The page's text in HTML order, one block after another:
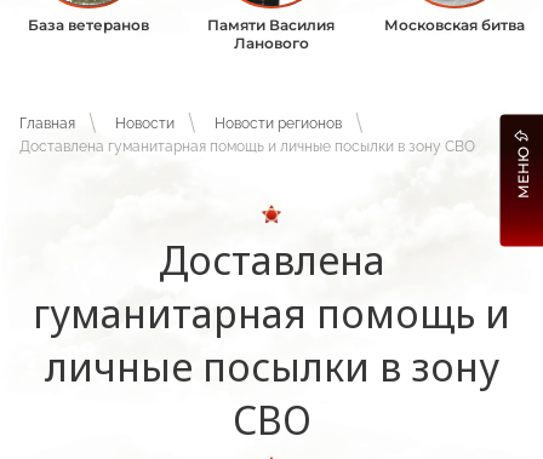
База ветеранов
Памяти Василия
Ланового
Московская битва
Главная Новости
Новости регионов
Доставлена гуманитарная помощь и личные посылки в зону СВО
Доставлена
гуманитарная помощь и
личные посылки в зону
СВО
МЕНЮ